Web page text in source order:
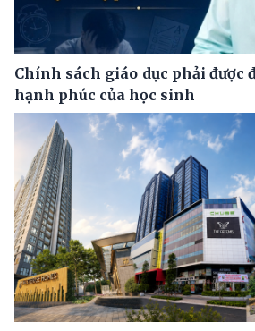
Chính sách giáo dục phải được
hạnh phúc của học sinh